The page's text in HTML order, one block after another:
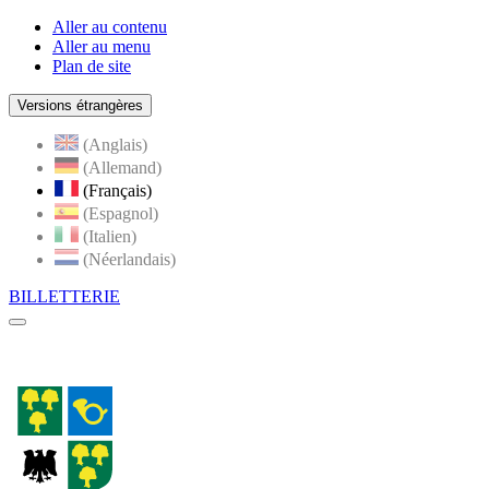
Aller au contenu
Aller au menu
Plan de site
Versions étrangères
(Anglais)
(Allemand)
(Français)
(Espagnol)
(Italien)
(Néerlandais)
BILLETTERIE
Menu